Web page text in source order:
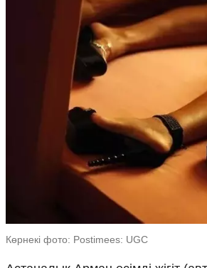
Көрнекі фото: Postimees: UGC